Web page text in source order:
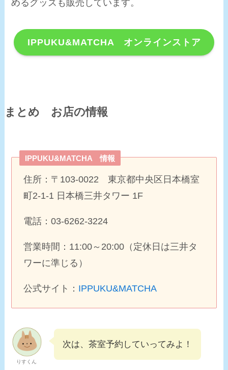
めるグッズも販売しています。
IPPUKU&MATCHA オンラインストア
まとめ お店の情報
IPPUKU&MATCHA 情報
住所：〒103-0022 東京都中央区日本橋室
町2-1-1 日本橋三井タワー 1F
電話：03-6262-3224
営業時間：11:00～20:00（定休日は三井タ
ワーに準じる）
公式サイト： IPPUKU&MATCHA
りすくん
次は、茶室予約していってみよ！